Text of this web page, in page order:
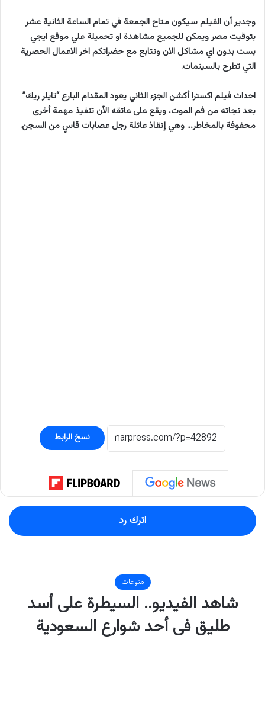
وجدير أن الفيلم سيكون متاح الجمعة في تمام الساعة الثانية عشر
بتوقيت مصر ويمكن للجميع مشاهدة او تحميلة علي موقع ايجي
بست بدون اي مشاكل الان ونتابع مع حضراتكم اخر الاعمال الحصرية
التي تطرح بالسينمات.
احداث فيلم اكسترا أكشن الجزء الثاني يعود المقدام البارع “تايلر ريك”
بعد نجاته من فم الموت، ويقع على عاتقه الآن تنفيذ مهمة أخرى
محفوفة بالمخاطر… وهي إنقاذ عائلة رجل عصابات قاسٍ من السجن.
نسخ الرابط
اترك رد